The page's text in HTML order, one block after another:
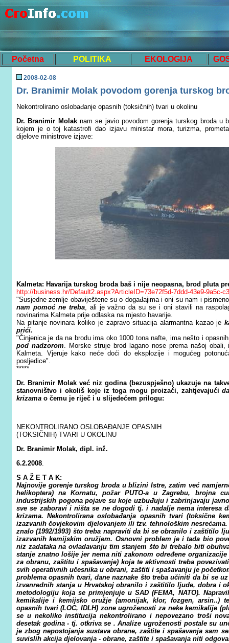
Početna POLITIKA EKOLOGIJA
2008-02-08
Dr. Branimir Molak povodom gorenja turskog
Nekontrolirano oslobađanje opasnih (toksičnih) tvari u okolinu
Dr. Branimir Molak nam se javio povodom gorenja turskog broda u
kojem je o toj katastrofi dao izjavu ministar mora, turizma,
dijelove ministrove izjave:
Kalmeta: Havarija turskog broda baš i nije neopasna, brod pluta
http://business.hr/Default2.aspx?ArticleID=73e72f5d-7ddd-43e9-9a5c-
"Susjedne zemlje obaviještene su o događajima i oni su nam i
nam pomoć ne treba, ali je važno da su se i oni stavili na
novinarima Kalmeta prije odlaska na mjesto havarije.
Na pitanje novinara koliko je zapravo situacija alarmantna kazao je
prići.
"Činjenica je da na brodu ima oko 1000 tona nafte, ima nešto i
pod nadzorom. Morske struje brod lagano nose prema našoj
Kalmeta. Vjeruje kako neće doći do eksplozije i mogućeg
posljedice".
*****
Dr. Branimir Molak već niz godina (bezuspješno) ukazuje na
stanovništvo i okoliš koje iz toga mogu proizaći, zahtjevajući
krizama o čemu je riječ i u slijedećem prilogu:
NEKONTROLIRANO OSLOBAĐANJE OPASNIH
(TOKSIČNIH) TVARI U OKOLINU
Dr. Branimir Molak, dipl. inž.
6.2.2008.
S A Ž E T A K:
Najnovije gorenje turskog broda u blizini Istre, zatim već
helikoptera) na Kornatu, požar PUTO-a u Zagrebu, brojna
industrijskih pogona pojave su koje uzbuđuju i zabrinjavaju
sve se zaboravi i ništa se ne dogodi tj. i nadalje nema interesa
krizama. Nekontrolirana oslobađanja opasnih tvari (toksične
izazvanih čovjekovim djelovanjem ili tzv. tehnološkim
znalo (1992/1993) što treba napraviti da bi se obranilo i zaštitilo
izazvanih kemijskim oružjem. Osnovni problem je i tada bio
niz zadataka na ovladavanju tim stanjem što bi trebalo biti
stanje znatno lošije jer nema niti zakonom određene
za obranu, zaštitu i spašavanje) koja te aktivnosti treba
svih operativnih učesnika u obrani, zaštiti i spašavanju je
problema opasnih tvari, dane naznake što treba učiniti da bi se
izvanrednih stanja u Hrvatskoj obranilo i zaštitilo ljude, dobra i
metodologiju koja se primjenjuje u SAD (FEMA, NATO).
kemikalije i kemijsko oružje (amonijak, klor, fozgen, arsin..)
opasnih tvari (LOC, IDLH) zone ugroženosti za neke kemikalije
se u nekoliko institucija nekontrolirano i nepovezano troši
desetak godina - tj. otkriva se . Analize ugroženosti postale su
je zbog nepostojanja sustava obrane, zaštite i spašavanja sam
suvislih akcija djelovanja - obrane, zaštite i spašavanja niti